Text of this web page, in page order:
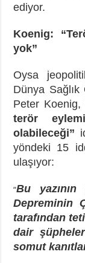
ediyor.
Koenig:
yok”
Oysa
Dünya Sağlık
Peter Koenig,
terör
olabileceği”
yöndeki 15
ulaşıyor:
“Bu yazının
Depreminin
tarafından
dair
somut